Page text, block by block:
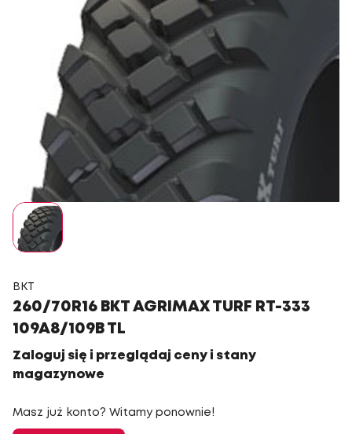
BKT
260/70R16 BKT AGRIMAX TURF RT-333
109A8/109B TL
Zaloguj się i przeglądaj ceny i stany
magazynowe
Masz już konto? Witamy ponownie!